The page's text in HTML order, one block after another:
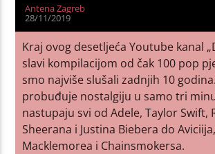
Antena Zagreb
28/11/2019
Kraj ovog desetljeća Youtube kanal
slavi kompilacijom od čak 100 pop
smo najviše slušali zadnjih 10
probuđuje nostalgiju u samo tri
nastupaju svi od Adele, Taylor Swift,
Sheerana i Justina Biebera do
Macklemorea i Chainsmokersa.